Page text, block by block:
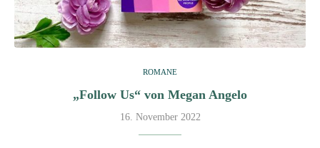
ROMANE
„Follow Us“ von Megan Angelo
16. November 2022